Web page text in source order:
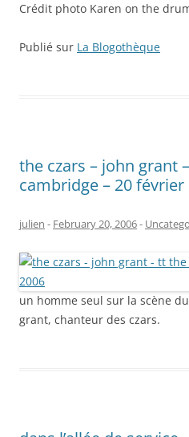
Crédit photo Karen on the
Publié sur La Blogothèque
the czars – john grant
cambridge – 20 février
julien - February 20, 2006-
un homme seul sur la scène
grant, chanteur des czars.